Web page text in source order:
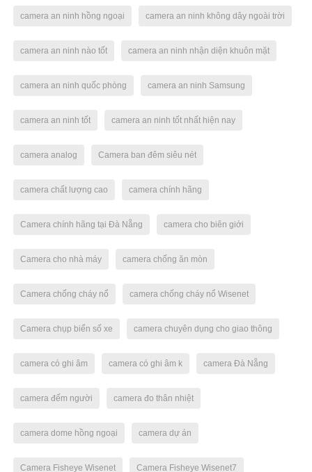
camera an ninh hồng ngoại camera an ninh không dây ngoài trời
camera an ninh nào tốt camera an ninh nhận diện khuôn mặt
camera an ninh quốc phòng camera an ninh Samsung
camera an ninh tốt camera an ninh tốt nhất hiện nay
camera analog Camera ban đêm siêu nét
camera chất lượng cao camera chính hãng
Camera chính hãng tại Đà Nẵng camera cho biên giới
Camera cho nhà máy camera chống ăn mòn
Camera chống cháy nổ camera chống cháy nổ Wisenet
Camera chụp biển số xe camera chuyên dụng cho giao thông
camera có ghi âm camera có ghi âm k camera Đà Nẵng
camera đếm người camera đo thân nhiệt
camera dome hồng ngoại camera dự án
Camera Fisheye Wisenet Camera Fisheye Wisenet7